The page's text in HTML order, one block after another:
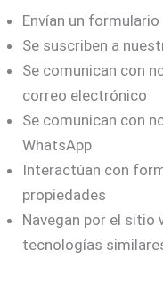
Envían un
Se suscriben a
Se comunican con
correo electrónico
Se comunican con
WhatsApp
Interactúan con
propiedades
Navegan por el sitio
tecnologías